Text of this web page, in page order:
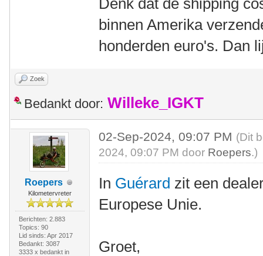
Denk dat de shipping
binnen Amerika
honderden euro's. Dan
Zoek
Bedankt door: Willeke_IGKT
Roepers
Kilometervreter
Berichten: 2.883
Topics: 90
Lid sinds: Apr 2017
Bedankt: 3087
3333 x bedankt in
02-Sep-2024, 09:07 PM (Dit
2024, 09:07 PM door Roepers.)
In Guérard zit een
Europese Unie.
Groet,